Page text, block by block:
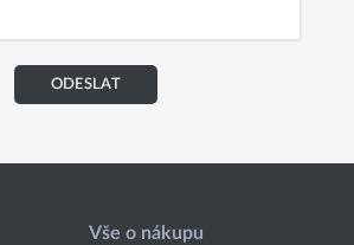
ODESLAT
Vše o nákupu